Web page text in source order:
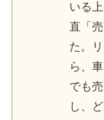
いる
直「
た。
ら、
でも
し、